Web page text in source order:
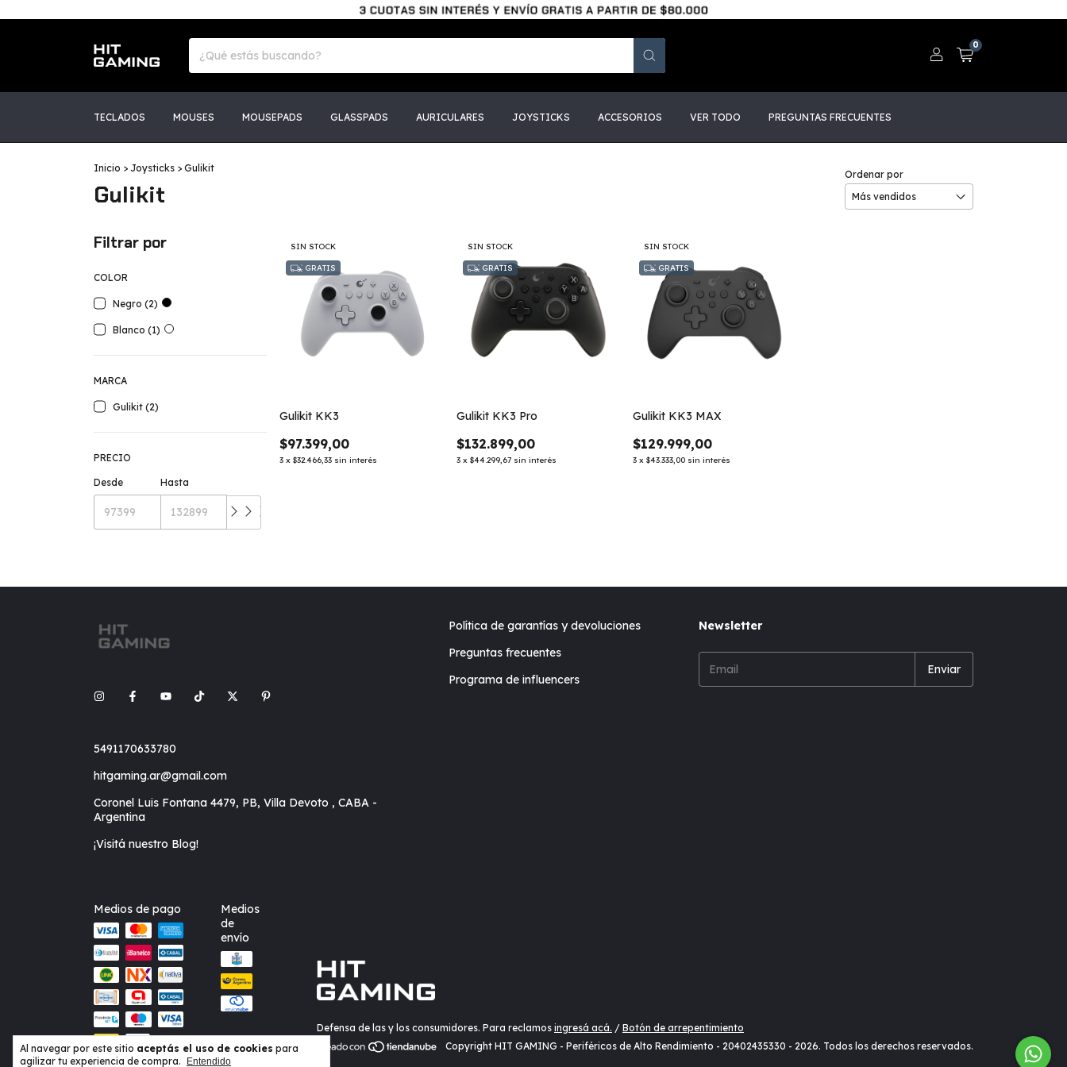
0
TECLADOS MOUSES MOUSEPADS GLASSPADS AURICULARES JOYSTICKS ACCESORIOS VER TODO PREGUNTAS FRECUENTES
Al navegar por este sitio aceptás el uso de cookies para
agilizar tu experiencia de compra.
Entendido
Inicio > Joysticks > Gulikit
Gulikit
Ordenar por
Filtrar por
COLOR
Negro (2)
Blanco (1)
MARCA
Gulikit (2)
PRECIO
Desde Hasta
SIN STOCK
GRATIS
Gulikit KK3
$97.399,00
3 x$32.466,33 sin interés
SIN STOCK
GRATIS
Gulikit KK3 Pro
$132.899,00
3 x $44.299,67 sin interés
SIN STOCK
GRATIS
Gulikit KK3 MAX
$129.999,00
3 x$43.333,00 sin interés
5491170633780
hitgaming.ar@gmail.com
Coronel Luis Fontana 4479, PB, Villa Devoto , CABA -
Argentina
¡Visitá nuestro Blog!
Política de garantías y devoluciones
Preguntas frecuentes
Programa de influencers
Newsletter
Medios de pago
Medios
de
envío
Defensa de las y los consumidores. Para reclamos ingresá acá. / Botón de arrepentimiento
Copyright HIT GAMING - Periféricos de Alto Rendimiento - 20402435330 - 2026. Todos los derechos reservados.